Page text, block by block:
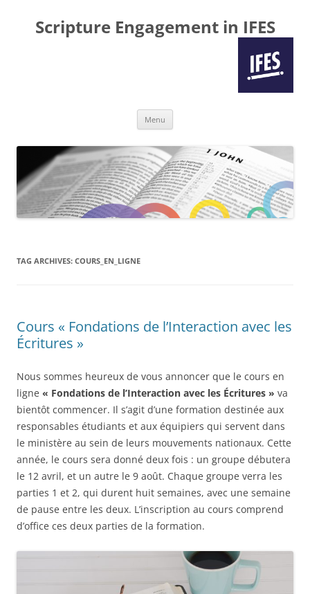
Scripture Engagement in IFES
Menu
TAG ARCHIVES: COURS_EN_LIGNE
Cours « Fondations de l’Interaction avec les
Écritures »
Nous sommes heureux de vous annoncer que le cours en
ligne « Fondations de l’Interaction avec les Écritures » va
bientôt commencer. Il s’agit d’une formation destinée aux
responsables étudiants et aux équipiers qui servent dans
le ministère au sein de leurs mouvements nationaux. Cette
année, le cours sera donné deux fois : un groupe débutera
le 12 avril, et un autre le 9 août. Chaque groupe verra les
parties 1 et 2, qui durent huit semaines, avec une semaine
de pause entre les deux. L’inscription au cours comprend
d’office ces deux parties de la formation.